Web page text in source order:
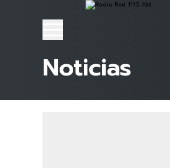
Noticias